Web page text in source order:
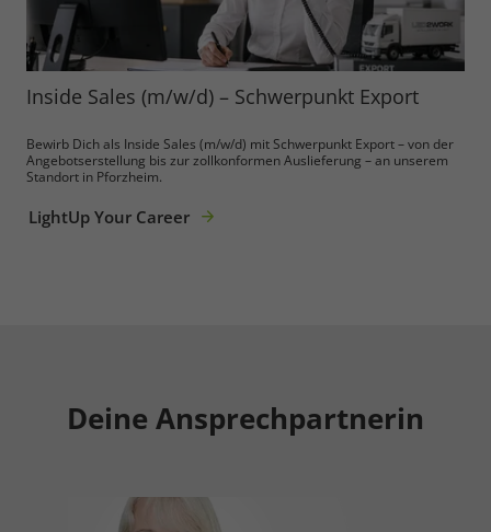
Inside Sales (m/w/d) – Schwerpunkt Export
Bewirb Dich als Inside Sales (m/w/d) mit Schwerpunkt Export – von der
Angebotserstellung bis zur zollkonformen Auslieferung – an unserem
Standort in Pforzheim.
LightUp Your Career
Deine Ansprechpartnerin